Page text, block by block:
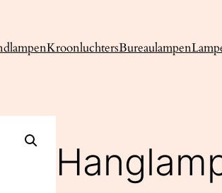
KroonluchtersBureaulampen